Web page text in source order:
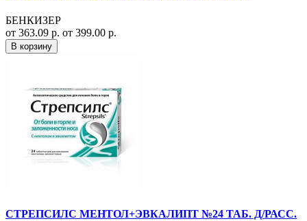
БЕНКИЗЕР
от 363.09 р. от 399.00 р.
В корзину
СТРЕПСИЛС МЕНТОЛ+ЭВКАЛИПТ №24 ТАБ. Д/РАСС.